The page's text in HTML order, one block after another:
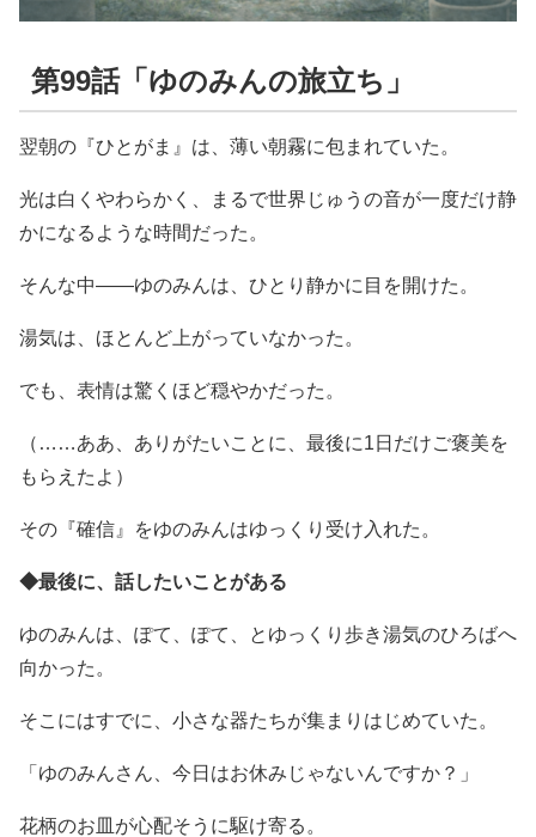
第99話「ゆのみんの旅立ち」
翌朝の『ひとがま』は、薄い朝霧に包まれていた。
光は白くやわらかく、まるで世界じゅうの音が一度だけ静
かになるような時間だった。
そんな中――ゆのみんは、ひとり静かに目を開けた。
湯気は、ほとんど上がっていなかった。
でも、表情は驚くほど穏やかだった。
（……ああ、ありがたいことに、最後に1日だけご褒美を
もらえたよ）
その『確信』をゆのみんはゆっくり受け入れた。
◆最後に、話したいことがある
ゆのみんは、ぽて、ぽて、とゆっくり歩き湯気のひろばへ
向かった。
そこにはすでに、小さな器たちが集まりはじめていた。
「ゆのみんさん、今日はお休みじゃないんですか？」
花柄のお皿が心配そうに駆け寄る。